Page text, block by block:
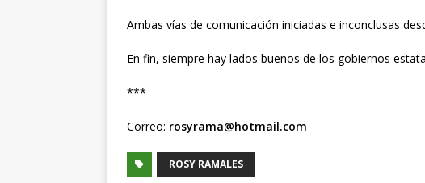
Ambas vías de comunicación iniciadas e inconclusas
En fin, siempre hay lados buenos de los gobiernos
***
Correo: rosyrama@hotmail.com
ROSY RAMALES